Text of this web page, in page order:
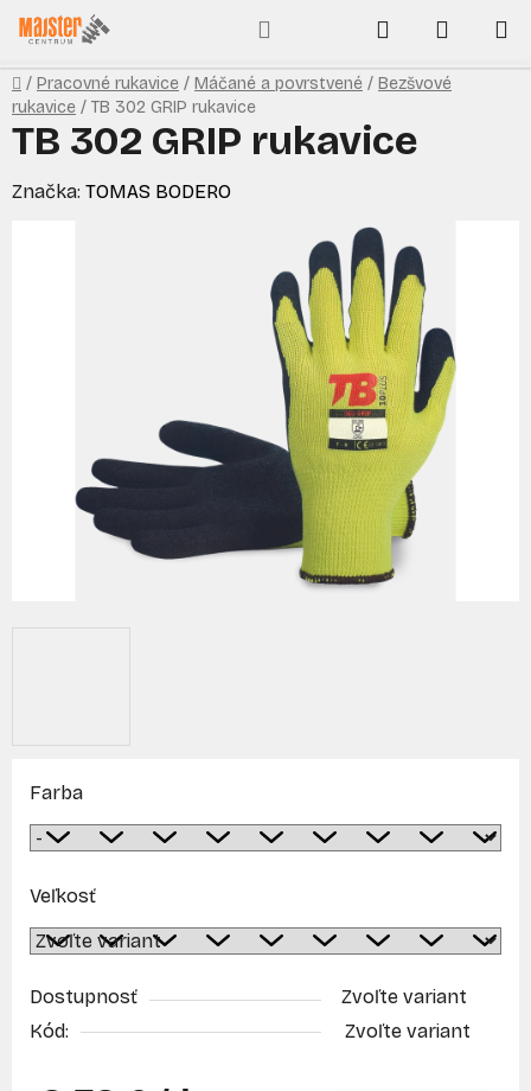
Prejsť
na
obsah
Hľadať
KOŠÍK
Domov
/ Pracovné rukavice / Máčané a povrstvené / Bezšvové
rukavice / TB 302 GRIP rukavice
Farba
Veľkosť
Dostupnosť
Zvoľte variant
Kód:
Zvoľte variant
TB 302 GRIP rukavice
Značka: TOMAS BODERO